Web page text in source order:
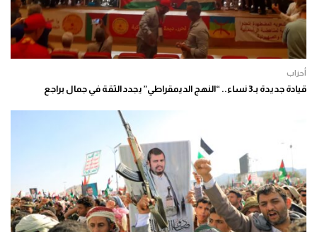
أحزاب
قيادة جديدة بـ3 نساء.. “النهج الديمقراطي” يجدد الثقة في جمال براجع